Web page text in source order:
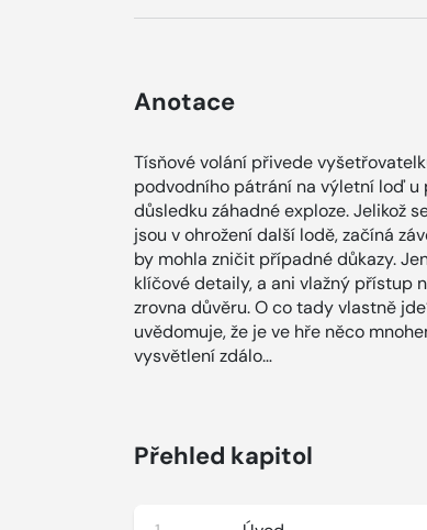
Anotace
Tísňové volání přivede
podvodního pátrání na výletní loď
důsledku záhadné exploze. Jelikož
jsou v ohrožení další lodě, začíná
by mohla zničit případné důkazy.
klíčové detaily, a ani vlažný přístup
zrovna důvěru. O co tady vlastně
uvědomuje, že je ve hře něco
vysvětlení zdálo…
Přehled kapitol